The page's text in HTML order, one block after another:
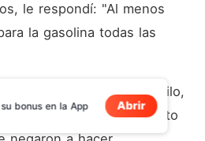
le respondí: "Al menos
la gasolina todas las
un domingo tranquilo,
terminando el proyecto
bonus en la App Abrir